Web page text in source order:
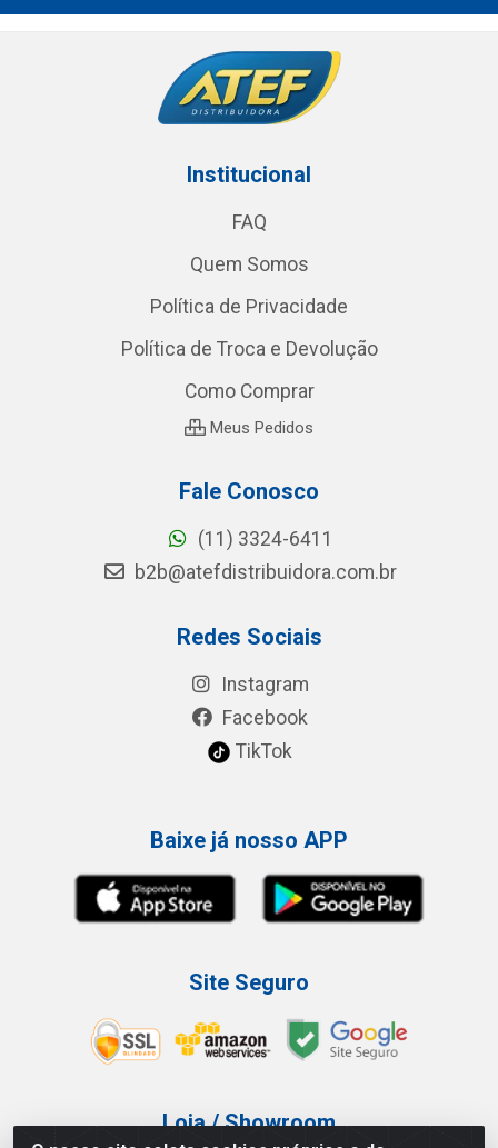
Institucional
FAQ
Quem Somos
Política de Privacidade
Política de Troca e Devolução
Como Comprar
Meus Pedidos
Fale Conosco
(11) 3324-6411
b2b@atefdistribuidora.com.br
Redes Sociais
Instagram
Facebook
TikTok
Baixe já nosso APP
Site Seguro
Loja / Showroom